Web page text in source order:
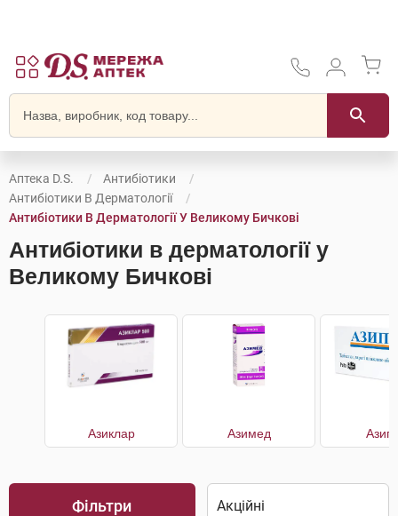
Аптека D.S.
Антибіотики
Антибіотики В Дерматології
Антибіотики В Дерматології У Великому Бичкові
Антибіотики в дерматології у
Великому Бичкові
Азиклар Азимед
Фільтри